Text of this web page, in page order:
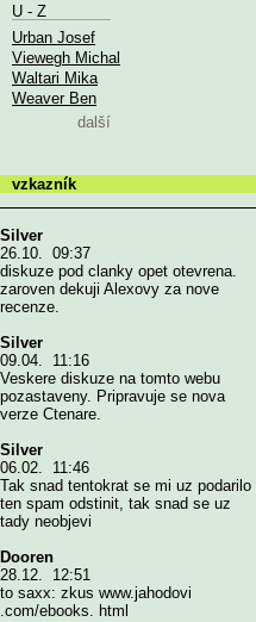
U - Z
Urban Josef
Viewegh Michal
Waltari Mika
Weaver Ben
další
vzkazník
Silver
26.10. 09:37
diskuze pod clanky opet otevrena.
zaroven dekuji Alexovy za nove
recenze.
Silver
09.04. 11:16
Veskere diskuze na tomto webu
pozastaveny. Pripravuje se nova
verze Ctenare.
Silver
06.02. 11:46
Tak snad tentokrat se mi uz podarilo
ten spam odstinit, tak snad se uz
tady neobjevi
Dooren
28.12. 12:51
to saxx: zkus www.jahodovi
.com/ebooks. html